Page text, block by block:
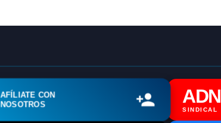
AFÍLIATE CON
NOSOTROS
ADN
SINDICAL
📄 Herramienta: Generador Plantillas
✊ Trámite: Afiliarse al Sindicato
📍 Info: Horarios y Contacto Sede